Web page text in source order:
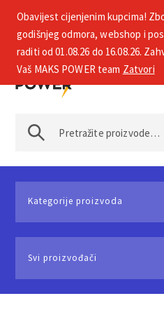
+385 1 2002 575
Kategorije proizvoda
Svi proizvođači
Obavijest cijenjenim kupcima!
godišnjeg odmora, webshop i
raditi od 01.08.26 do 16.08.26.
Vaš MAKS POWER team Zatvori